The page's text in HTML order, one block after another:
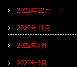
2022年12月
2022年11月
2022年7月
2022年6月